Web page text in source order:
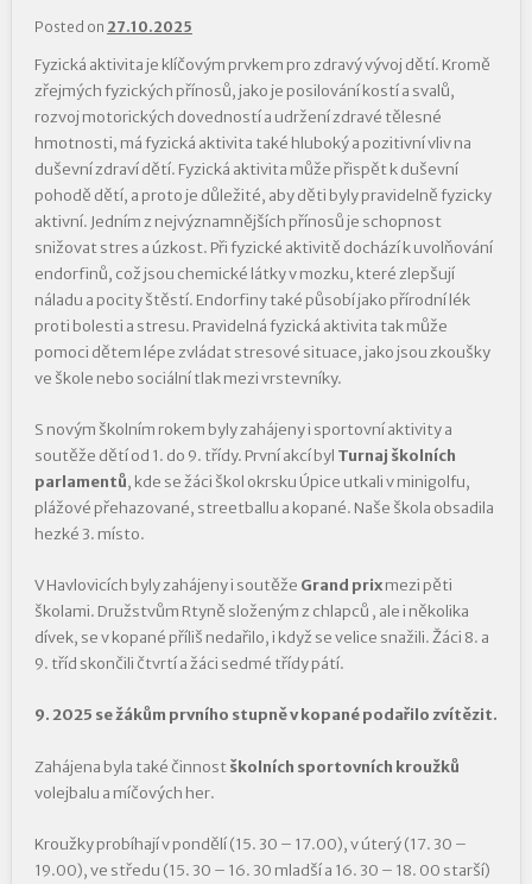
Posted on 27.10.2025
Fyzická aktivita je klíčovým prvkem pro zdravý vývoj dětí. Kromě
zřejmých fyzických přínosů, jako je posilování kostí a svalů,
rozvoj motorických dovedností a udržení zdravé tělesné
hmotnosti, má fyzická aktivita také hluboký a pozitivní vliv na
duševní zdraví dětí. Fyzická aktivita může přispět k duševní
pohodě dětí, a proto je důležité, aby děti byly pravidelně fyzicky
aktivní. Jedním z nejvýznamnějších přínosů je schopnost
snižovat stres a úzkost. Při fyzické aktivitě dochází k uvolňování
endorfinů, což jsou chemické látky v mozku, které zlepšují
náladu a pocity štěstí. Endorfiny také působí jako přírodní lék
proti bolesti a stresu. Pravidelná fyzická aktivita tak může
pomoci dětem lépe zvládat stresové situace, jako jsou zkoušky
ve škole nebo sociální tlak mezi vrstevníky.
S novým školním rokem byly zahájeny i sportovní aktivity a
soutěže dětí od 1. do 9. třídy. První akcí byl Turnaj školních
parlamentů, kde se žáci škol okrsku Úpice utkali v minigolfu,
plážové přehazované, streetballu a kopané. Naše škola obsadila
hezké 3. místo.
V Havlovicích byly zahájeny i soutěže Grand prixmezi pěti
školami. Družstvům Rtyně složeným z chlapců , ale i několika
dívek, se v kopané příliš nedařilo, i když se velice snažili. Žáci 8. a
9. tříd skončili čtvrtí a žáci sedmé třídy pátí.
9. 2025 se žákům prvního stupně v kopané podařilo zvítězit.
Zahájena byla také činnostškolních sportovních kroužků
volejbalu a míčových her.
Kroužky probíhají v pondělí (15. 30 – 17.00), v úterý (17. 30 –
19.00), ve středu (15. 30 – 16. 30 mladší a 16. 30 – 18. 00 starší)